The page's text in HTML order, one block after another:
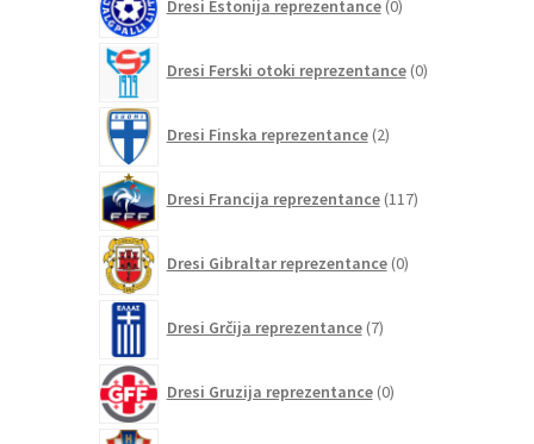
Dresi Estonija reprezentance 0izdelkov
Dresi Ferski otoki reprezentance 0izdelkov
Dresi Finska reprezentance 2izdelka
Dresi Francija reprezentance 117izdelkov
Dresi Gibraltar reprezentance 0izdelkov
Dresi Grčija reprezentance 7izdelkov
Dresi Gruzija reprezentance 0izdelkov